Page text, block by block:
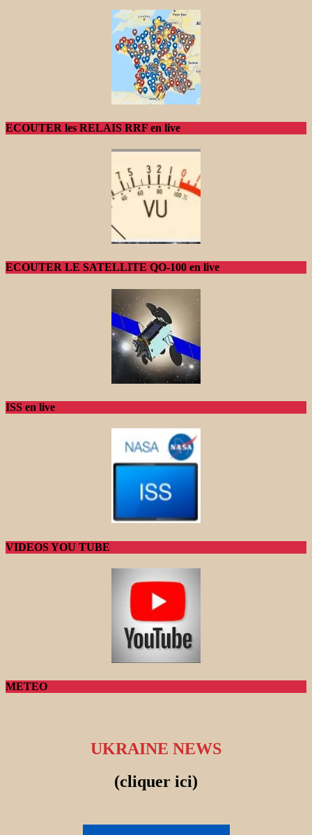
ECOUTER les RELAIS RRF en live
ECOUTER LE SATELLITE QO-100 en live
ISS en live
VIDEOS YOU TUBE
METEO
UKRAINE NEWS
(cliquer ici)